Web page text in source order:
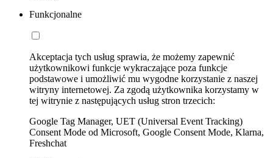
Funkcjonalne
Akceptacja tych usług sprawia, że możemy zapewnić
użytkownikowi funkcje wykraczające poza funkcje
podstawowe i umożliwić mu wygodne korzystanie z naszej
witryny internetowej. Za zgodą użytkownika korzystamy w
tej witrynie z następujących usług stron trzecich:
Google Tag Manager, UET (Universal Event Tracking)
Consent Mode od Microsoft, Google Consent Mode, Klarna,
Freshchat